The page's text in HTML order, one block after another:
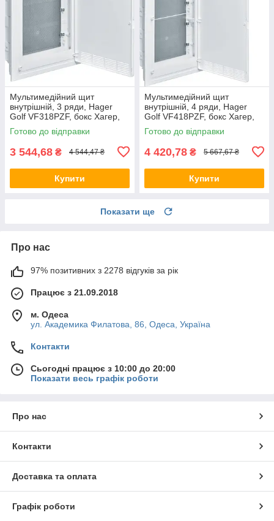
Мультимедійний щит
внутрішній, 3 ряди, Hager
Golf VF318PZF, бокс Хагер,
шафа мультимедія (Smart
Rozetka)
Готово до відправки
3 544,68 ₴ 4 544,47 ₴
Купити
Мультимедійний щит
внутрішній, 4 ряди, Hager
Golf VF418PZF, бокс Хагер,
шафа мультимедія (Smart
Rozetka)
Готово до відправки
4 420,78 ₴ 5 667,67 ₴
Купити
Показати ще
Про нас
97% позитивних з 2278 відгуків за рік
Працює з 21.09.2018
м. Одеса
ул. Академика Филатова, 86, Одеса, Україна
Контакти
Сьогодні працює з 10:00 до 20:00
Показати весь графік роботи
Про нас
Контакти
Доставка та оплата
Графік роботи